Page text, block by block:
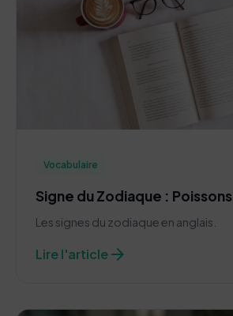
Vocabulaire
Signe du Zodiaque : Poissons
Les signes du zodiaque en anglais.
Lire l'articlearrow_forward